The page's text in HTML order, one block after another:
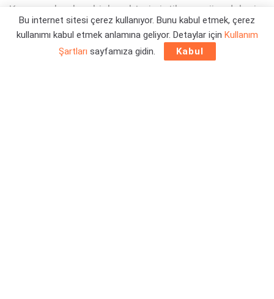
Kaçmayı bırakan bir karakterin intikam mücadelesi...
20/08/2025 00:20
Bu internet sitesi çerez kullanıyor. Bunu kabul etmek, çerez
kullanımı kabul etmek anlamına geliyor. Detaylar için Kullanım
Şartları sayfamıza gidin. Kabul